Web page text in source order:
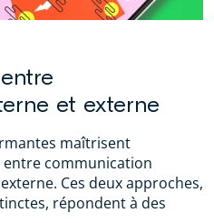
et externe
maîtrisent
communication
Ces deux approches,
répondent à des